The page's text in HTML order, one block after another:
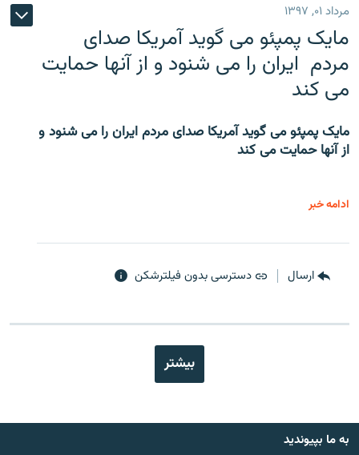
مرداد ۰۱, ۱۳۹۷
مایک پمپئو می گوید آمریکا صدای
مردم ایران را می شنود و از آنها حمایت
می کند
مایک پمپئو می گوید آمریکا صدای مردم ایران را می شنود و
از آنها حمایت می کند
ادامه خبر
ارسال دسترسی بدون فیلترشکن
بیشتر
به ما بپیوندید